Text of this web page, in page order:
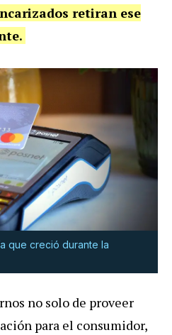
retiran ese
que creció durante la
no solo de proveer
para el consumidor,